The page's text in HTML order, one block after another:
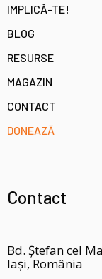
IMPLICĂ-TE!
BLOG
RESURSE
MAGAZIN
CONTACT
DONEAZĂ
Contact
Bd. Ștefan cel
Iași, România